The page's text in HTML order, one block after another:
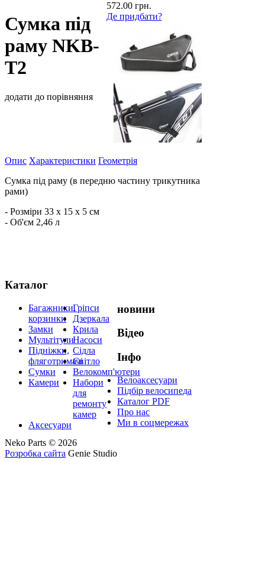
572.00 грн.
Де придбати?
Сумка під
раму NKB-
T2
додати до порівняння
Опис Характеристики Геометрія
Сумка під раму (в передню частину трикутника
рами)
- Розміри 33 х 15 х 5 см
- Об'єм 2,46 л
Каталог
Багажники,
корзинки
Гріпси
Дзеркала
Замки
Крила
МультітулиНасоси
Підніжки,
фляготримачі
Сідла
Світло
Сумки
Велокомп'ютери
Камери
Набори
для
ремонту
камер
Аксесуари
новини
Відео
Інфо
Велоаксесуари
Підбір велосипеда
Каталог PDF
Про нас
Ми в соцмережах
Neko Parts © 2026
Розробка сайта Genie Studio